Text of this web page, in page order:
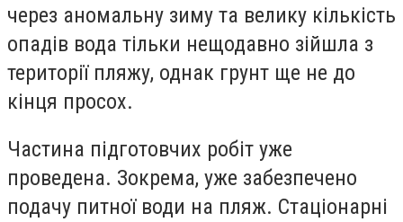
через аномальну зиму та велику кількість
опадів вода тільки нещодавно зійшла з
території пляжу, однак грунт ще не до
кінця просох.
Частина підготовчих робіт уже
проведена. Зокрема, уже забезпечено
подачу питної води на пляж. Стаціонарні